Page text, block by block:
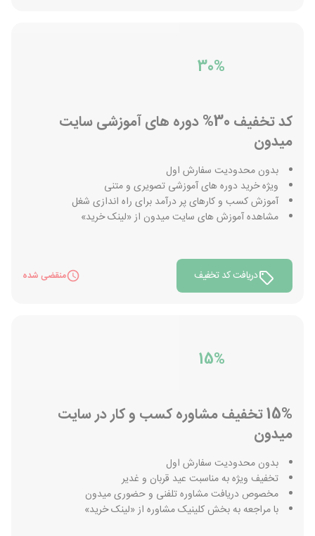
30%
کد تخفیف 30% دوره های آموزشی سایت
میدون
بدون محدودیت سفارش اول
ویژه خرید دوره های آموزشی تصویری و متنی
آموزش کسب و کارهای پر درآمد برای راه اندازی شغل
مشاهده آموزش های سایت میدون از «لینک خرید»
دریافت کد تخفیف منقضی شده
15%
15% تخفیف مشاوره کسب و کار در سایت
میدون
بدون محدودیت سفارش اول
تخفیف ویژه به مناسبت عید قربان و غدیر
مخصوص دریافت مشاوره تلفنی و حضوری میدون
با مراجعه به بخش کلینیک مشاوره از «لینک خرید»